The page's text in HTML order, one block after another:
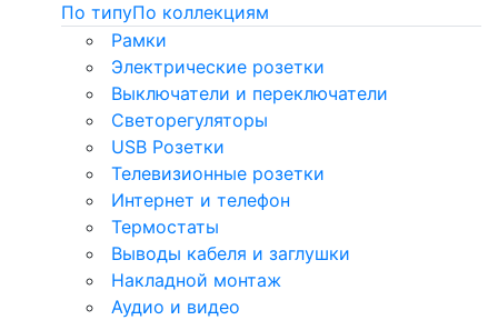
По типуПо коллекциям
Рамки
Электрические розетки
Выключатели и переключатели
Светорегуляторы
USB Розетки
Телевизионные розетки
Интернет и телефон
Термостаты
Выводы кабеля и заглушки
Накладной монтаж
Аудио и видео